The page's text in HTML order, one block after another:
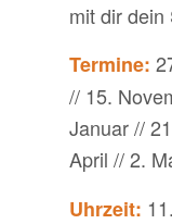
mit dir dein
Termine:
// 15.
Januar //
April // 2.
Uhrzeit: